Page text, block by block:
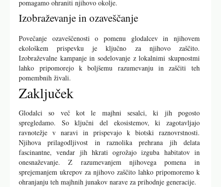
pomagamo ohraniti njihovo okolje.
Izobraževanje in ozaveščanje
Povečanje ozaveščenosti o pomenu glodalcev in njihovem
ekološkem prispevku je ključno za njihovo zaščito.
Izobraževalne kampanje in sodelovanje z lokalnimi skupnostmi
lahko pripomorejo k boljšemu razumevanju in zaščiti teh
pomembnih živali.
Zaključek
Glodalci so več kot le majhni sesalci, ki jih pogosto
spregledamo. So ključni del ekosistemov, ki zagotavljajo
ravnotežje v naravi in prispevajo k biotski raznovrstnosti.
Njihova prilagodljivost in raznolika prehrana jih delata
fascinantne, vendar jih hkrati ogrožajo izguba habitatov in
onesnaževanje. Z razumevanjem njihovega pomena in
sprejemanjem ukrepov za njihovo zaščito lahko pripomoremo k
ohranjanju teh majhnih junakov narave za prihodnje generacije.